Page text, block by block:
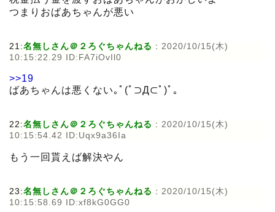
つまりおばあちゃんが悪い
21:名無しさん＠２ろぐちゃんねる : 2020/10/15(木)
10:15:22.29 ID:FA7iOvIl0
>>19
ばあちゃんは悪くない｡ﾟ(ﾟ⊃Д⊂ﾟ)ﾟ｡
22:名無しさん＠２ろぐちゃんねる : 2020/10/15(木)
10:15:54.42 ID:Uqx9a36Ia
もう一回貰えば解決やん
23:名無しさん＠２ろぐちゃんねる : 2020/10/15(木)
10:15:58.69 ID:xf8kG0GG0